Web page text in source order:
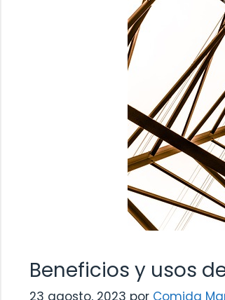
Beneficios y usos
23 agosto, 2023 por Comida